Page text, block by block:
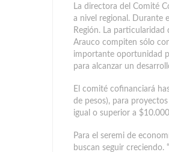
La directora del Comité
a nivel regional. Durante
Región. La
Arauco compiten sólo
importante oportunidad
para alcanzar un
El comité cofinanciará
de pesos), para
igual o superior a
Para el seremi de
buscan seguir creciendo.